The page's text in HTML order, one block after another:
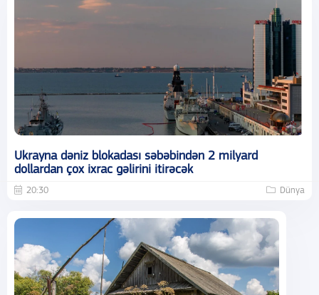
Ukrayna dəniz blokadası səbəbindən 2 milyard
dollardan çox ixrac gəlirini itirəcək
20:30 Dünya